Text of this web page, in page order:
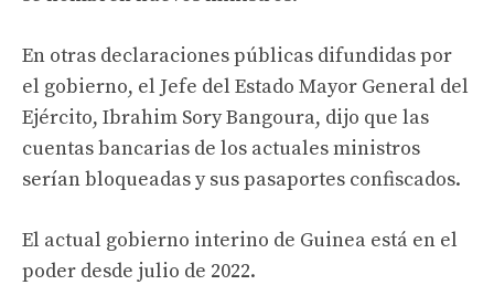
En otras declaraciones públicas difundidas por
el gobierno, el Jefe del Estado Mayor General del
Ejército, Ibrahim Sory Bangoura, dijo que las
cuentas bancarias de los actuales ministros
serían bloqueadas y sus pasaportes confiscados.
El actual gobierno interino de Guinea está en el
poder desde julio de 2022.